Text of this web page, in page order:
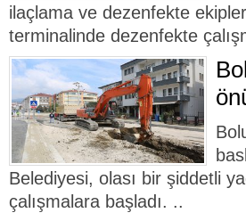
ilaçlama ve dezenfekte
terminalinde dezenfekte
Belediyesi, olası bir şiddetli
çalışmalara başladı. ..